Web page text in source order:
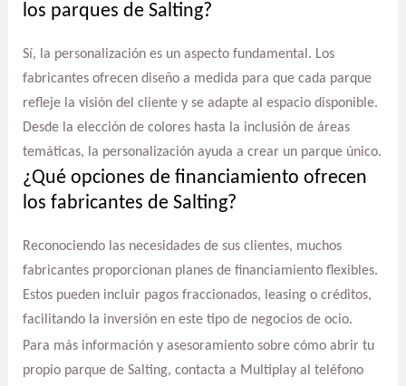
los parques de Salting?
Sí, la personalización es un aspecto fundamental. Los
fabricantes ofrecen diseño a medida para que cada parque
refleje la visión del cliente y se adapte al espacio disponible.
Desde la elección de colores hasta la inclusión de áreas
temáticas, la personalización ayuda a crear un parque único.
¿Qué opciones de financiamiento ofrecen
los fabricantes de Salting?
Reconociendo las necesidades de sus clientes, muchos
fabricantes proporcionan planes de financiamiento flexibles.
Estos pueden incluir pagos fraccionados, leasing o créditos,
facilitando la inversión en este tipo de negocios de ocio.
Para más información y asesoramiento sobre cómo abrir tu
propio parque de Salting, contacta a Multiplay al teléfono